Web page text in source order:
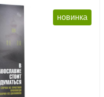
Домоводство
новинка